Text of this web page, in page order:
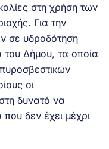
στη χρήση των
Για την
σε υδροδότηση
Δήμου, τα οποία
οι
δυνατό να
δεν έχει μέχρι